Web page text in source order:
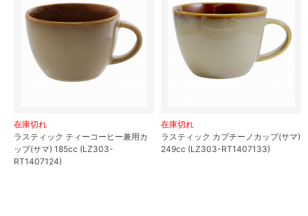
在庫切れ
ラスティック ティーコーヒー兼用カ
ップ(サマ) 185cc (LZ303-
RT1407124)
在庫切れ
ラスティック カプチーノカップ(サマ)
249cc (LZ303-RT1407133)